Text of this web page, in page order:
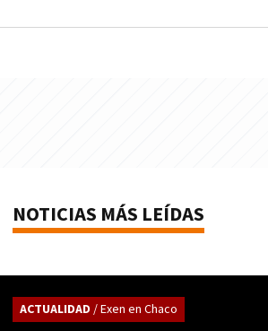
NOTICIAS MÁS LEÍDAS
ACTUALIDAD / Exen en Chaco